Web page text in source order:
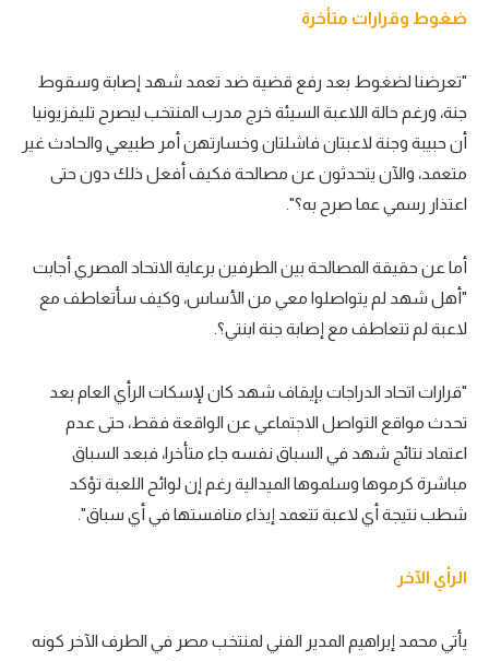
ضغوط وقرارات متأخرة
"تعرضنا لضغوط بعد رفع قضية ضد تعمد شهد إصابة وسقوط
جنة، ورغم حالة اللاعبة السيئة خرج مدرب المنتخب ليصرح تليفزيونيا
أن حبيبة وجنة لاعبتان فاشلتان وخسارتهن أمر طبيعي والحادث غير
متعمد، والآن يتحدثون عن مصالحة فكيف أفعل ذلك دون حتى
اعتذار رسمي عما صرح به؟".
أما عن حقيقة المصالحة بين الطرفين برعاية الاتحاد المصري أجابت
"أهل شهد لم يتواصلوا معي من الأساس، وكيف سأتعاطف مع
لاعبة لم تتعاطف مع إصابة جنة ابنتي؟.
"قرارات اتحاد الدراجات بإيقاف شهد كان لإسكات الرأي العام بعد
تحدث مواقع التواصل الاجتماعي عن الواقعة فقط، حتى عدم
اعتماد نتائج شهد في السباق نفسه جاء متأخرا، فبعد السباق
مباشرة كرموها وسلموها الميدالية رغم إن لوائح اللعبة تؤكد
شطب نتيجة أي لاعبة تتعمد إيذاء منافستها في أي سباق".
الرأي الآخر
يأتي محمد إبراهيم المدير الفني لمنتخب مصر في الطرف الآخر كونه